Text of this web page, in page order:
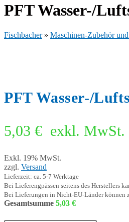
580
mm
PFT Wasser-/
Fischbacher» Maschinen-Zubehör
PFT Wasser-/
5,03 € exkl. MwSt.
Exkl. 19% MwSt.
zzgl. Versand
Lieferzeit: ca. 5-7 Werktage
Bei Lieferengpässen seitens des Herstellers
Bei Lieferungen in Nicht-EU-Länder können
Gesamtsumme 5,03 €